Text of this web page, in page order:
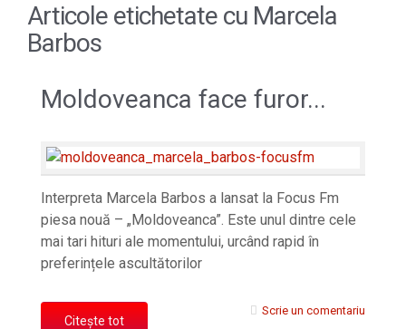
Articole etichetate cu Marcela
Barbos
Moldoveanca face furor...
Interpreta Marcela Barbos a lansat la Focus Fm
piesa nouă – „Moldoveanca”. Este unul dintre cele
mai tari hituri ale momentului, urcând rapid în
preferințele ascultătorilor
Citește tot
Scrie un comentariu